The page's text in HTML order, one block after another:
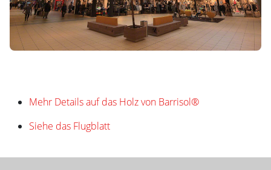
Mehr Details auf das Holz von Barrisol®
Siehe das Flugblatt